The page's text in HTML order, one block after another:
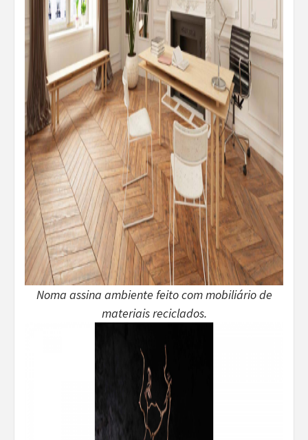
Noma assina ambiente feito com mobiliário de
materiais reciclados.